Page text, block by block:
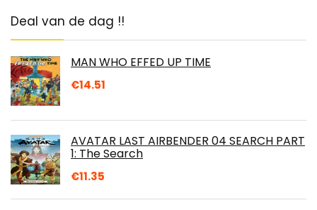
Deal van de dag !!
MAN WHO EFFED UP TIME
€14.51
AVATAR LAST AIRBENDER 04 SEARCH PART
1: The Search
€11.35